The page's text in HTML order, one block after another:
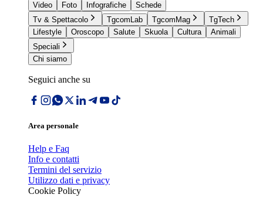
Video
Foto Infografiche
Schede
Tv & Spettacolo
TgcomLab TgcomMag
TgTech
Lifestyle
Oroscopo Salute Skuola Cultura
Animali
Speciali
Chi siamo
Seguici anche su
Area personale
Help e Faq
Info e contatti
Termini del servizio
Utilizzo dati e privacy
Cookie Policy